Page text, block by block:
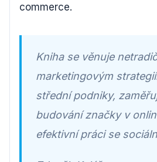
commerce.
Kniha se věnuje
marketingovým
střední podniky,
budování značky v
efektivní práci se